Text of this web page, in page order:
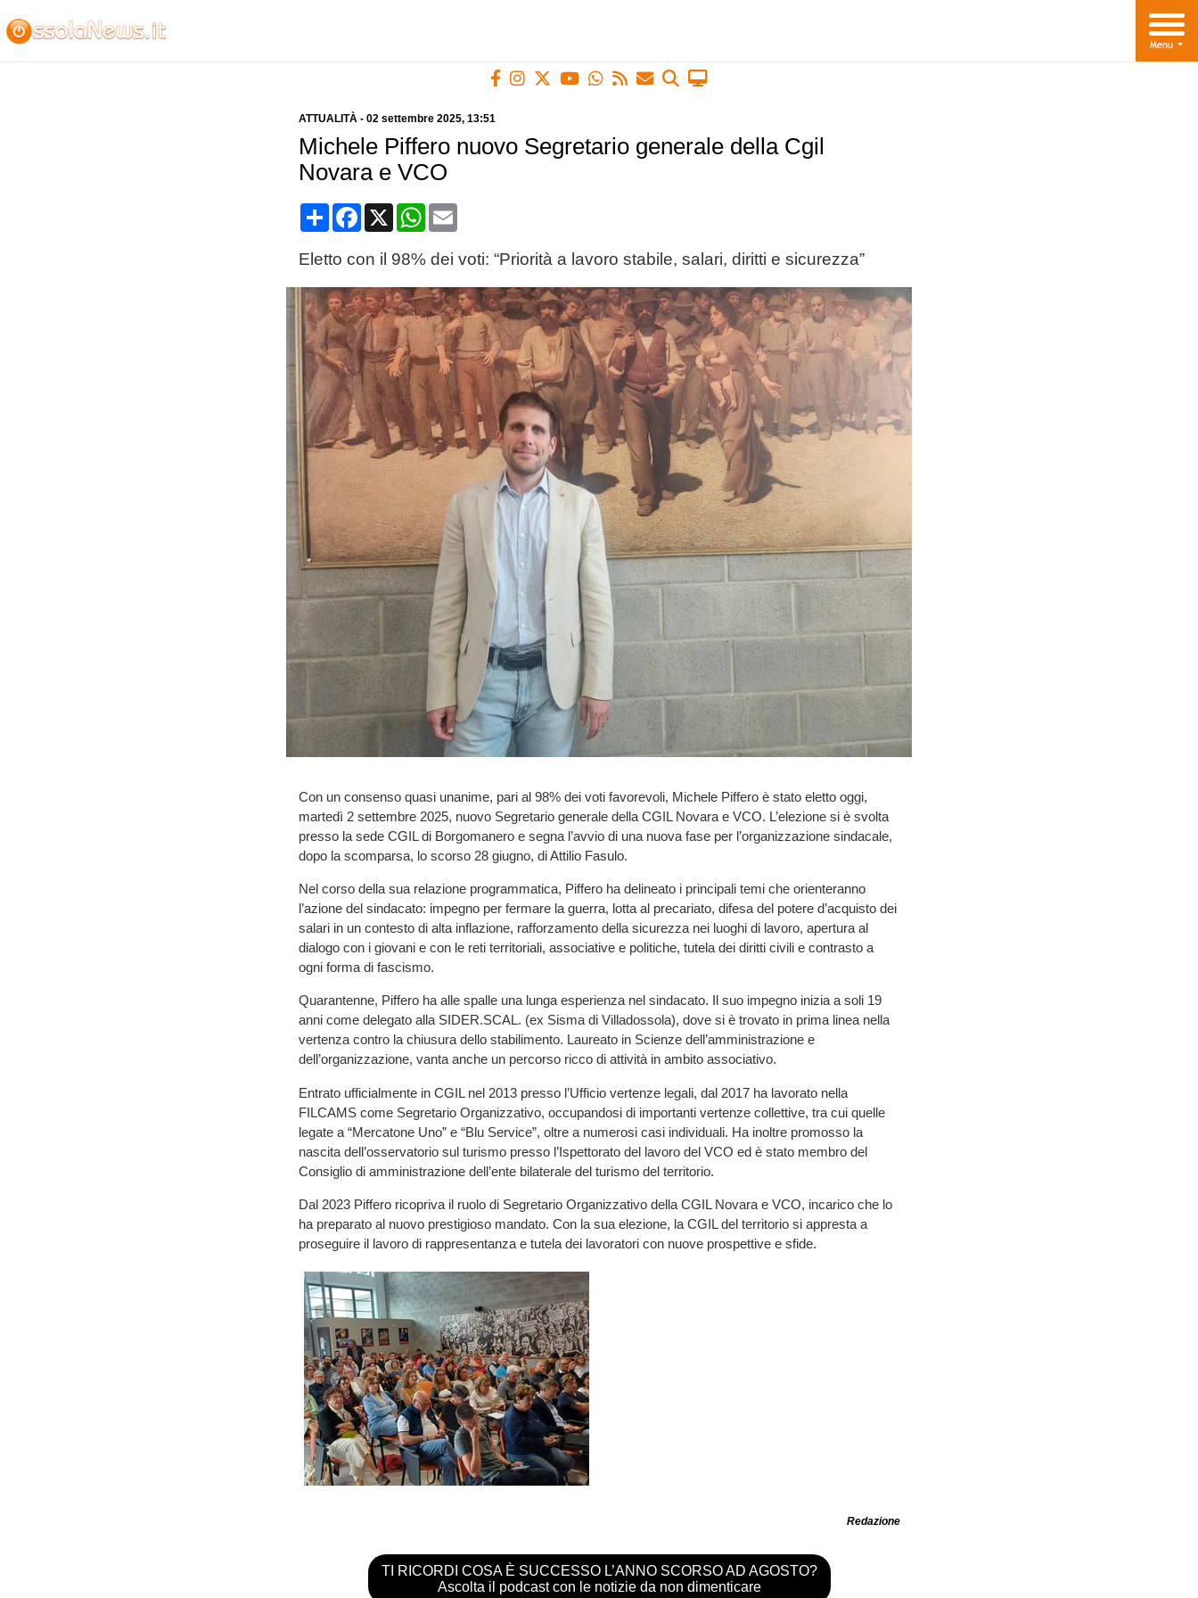
ATTUALITÀ- 02 settembre 2025, 13:51
Michele Piffero nuovo Segretario generale della Cgil
Novara e VCO
CondividiFacebook
X WhatsApp
Email
Eletto con il 98% dei voti: “Priorità a lavoro stabile, salari, diritti e sicurezza”
Con un consenso quasi unanime, pari al 98% dei voti favorevoli, Michele Piffero è stato eletto oggi,
martedì 2 settembre 2025, nuovo Segretario generale della CGIL Novara e VCO. L’elezione si è svolta
presso la sede CGIL di Borgomanero e segna l’avvio di una nuova fase per l’organizzazione sindacale,
dopo la scomparsa, lo scorso 28 giugno, di Attilio Fasulo.
Nel corso della sua relazione programmatica, Piffero ha delineato i principali temi che orienteranno
l’azione del sindacato: impegno per fermare la guerra, lotta al precariato, difesa del potere d’acquisto dei
salari in un contesto di alta inflazione, rafforzamento della sicurezza nei luoghi di lavoro, apertura al
dialogo con i giovani e con le reti territoriali, associative e politiche, tutela dei diritti civili e contrasto a
ogni forma di fascismo.
Quarantenne, Piffero ha alle spalle una lunga esperienza nel sindacato. Il suo impegno inizia a soli 19
anni come delegato alla SIDER.SCAL. (ex Sisma di Villadossola), dove si è trovato in prima linea nella
vertenza contro la chiusura dello stabilimento. Laureato in Scienze dell’amministrazione e
dell’organizzazione, vanta anche un percorso ricco di attività in ambito associativo.
Entrato ufficialmente in CGIL nel 2013 presso l’Ufficio vertenze legali, dal 2017 ha lavorato nella
FILCAMS come Segretario Organizzativo, occupandosi di importanti vertenze collettive, tra cui quelle
legate a “Mercatone Uno” e “Blu Service”, oltre a numerosi casi individuali. Ha inoltre promosso la
nascita dell’osservatorio sul turismo presso l’Ispettorato del lavoro del VCO ed è stato membro del
Consiglio di amministrazione dell’ente bilaterale del turismo del territorio.
Dal 2023 Piffero ricopriva il ruolo di Segretario Organizzativo della CGIL Novara e VCO, incarico che lo
ha preparato al nuovo prestigioso mandato. Con la sua elezione, la CGIL del territorio si appresta a
proseguire il lavoro di rappresentanza e tutela dei lavoratori con nuove prospettive e sfide.
Redazione
TI RICORDI COSA È SUCCESSO L’ANNO SCORSO AD AGOSTO?
Ascolta il podcast con le notizie da non dimenticare